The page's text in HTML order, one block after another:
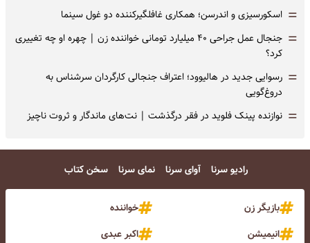
= اسکورسیزی و اندرسن؛ همکاری غافلگیرکننده دو غول سینما
=
جنجال عمل جراحی ۴۰ میلیارد تومانی خواننده زن | چهره او چه تغییری
کرد؟
= رسوایی جدید در هالیوود؛ اعتراف جنجالی کارگردان سرشناس به
دروغ‌گویی
= نوازنده پینک فلوید در فقر درگذشت | نت‌های ماندگار و ثروت ناچیز
رادیو سرنا آوای سرنا نمای سرنا سخن کتاب
بازیگر زن
خواننده
انیمیشن
اکبر عبدی